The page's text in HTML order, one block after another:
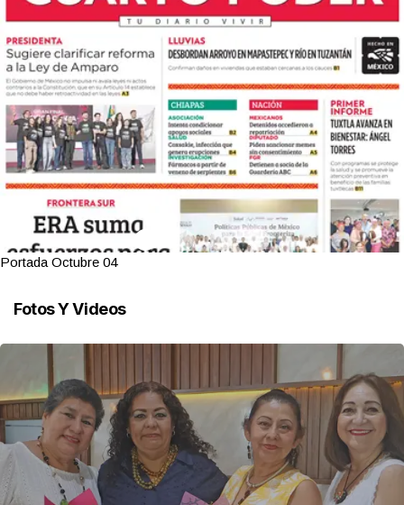
Portada Octubre 04
Fotos Y Videos